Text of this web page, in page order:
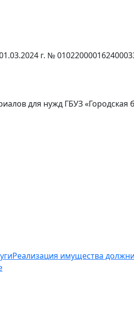
г. №
для нужд ГБУЗ
Реализация имущества